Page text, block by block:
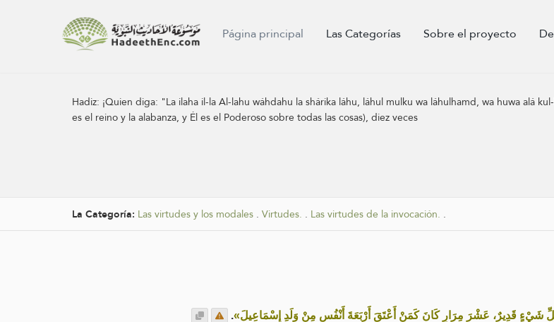
Página principal Las Categorías Sobre el proyecto
Hadiz: ¡Quien diga: "La ilaha il-la Al-lahu wáhdahu la shárika láhu, láhul mulku wa láhulhamd, wa huwa alá
es el reino y la alabanza, y Él es el Poderoso sobre todas las cosas), diez veces
La Categoría: Las virtudes y los modales . Virtudes. . Las virtudes de la invocación. .
كُلِّ شَيْءٍ قَدِيرٌ، عَشْرَ مِرَارٍ كَانَ كَمَنْ أَعْتَقَ أَرْبَعَةَ أَنْفُسٍ مِنْ وَلَدِ إِسْمَاعِيلَ».